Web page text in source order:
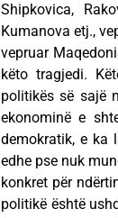
Shipkovica,
Kumanova etj.,
vepruar
këto tragjedi.
politikës së sajë
ekonominë e
demokratik, e ka
edhe pse nuk
konkret për
politikë është